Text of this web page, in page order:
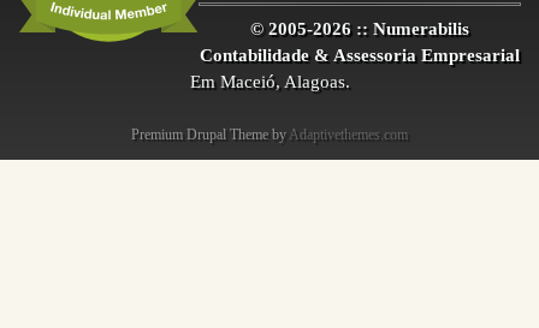
© 2005-2026 :: Numerabilis
Contabilidade & Assessoria Empresarial
Em Maceió, Alagoas.
Premium Drupal Theme by Adaptivethemes.com